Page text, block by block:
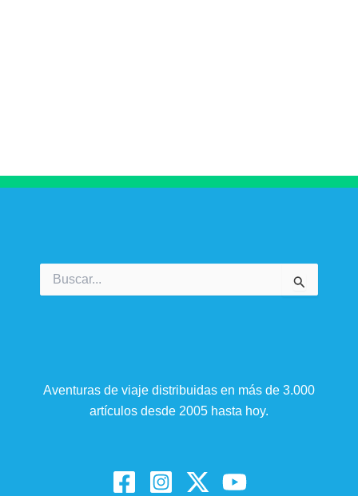
por:
Aventuras de viaje distribuidas en más de 3.000
artículos desde 2005 hasta hoy.